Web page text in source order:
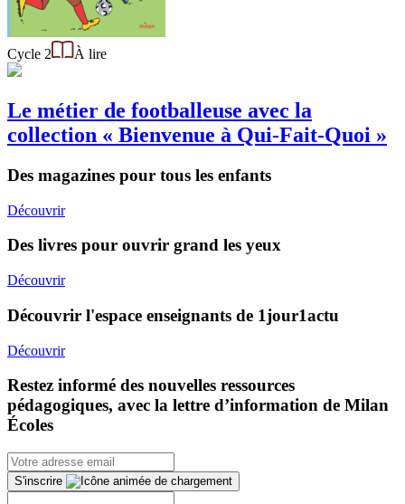
Cycle 2 À lire
Le métier de footballeuse avec la
collection « Bienvenue à Qui-Fait-Quoi »
Des magazines pour tous les enfants
Découvrir
Des livres pour ouvrir grand les yeux
Découvrir
Découvrir l'espace enseignants de 1jour1actu
Découvrir
Restez informé des nouvelles ressources
pédagogiques, avec la lettre d’information de Milan
Écoles
S'inscrire